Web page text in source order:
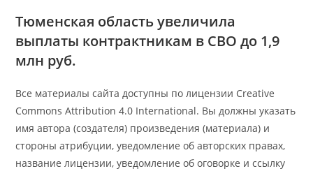
Тюменская область увеличила
выплаты контрактникам в СВО до 1,9
млн руб.
Все материалы сайта доступны по лицензии Creative
Commons Attribution 4.0 International. Вы должны указать
имя автора (создателя) произведения (материала) и
стороны атрибуции, уведомление об авторских правах,
название лицензии, уведомление об оговорке и ссылку